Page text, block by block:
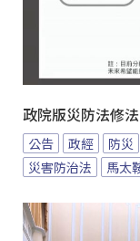
政院版災防法修
公告 政經 防災
災害防治法
馬太